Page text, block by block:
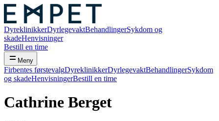
DyreklinikkerDyrlegevaktBehandlingerSykdom og
skadeHenvisninger
Bestill en time
Meny
Firbentes førstevalgDyreklinikkerDyrlegevaktBehandlingerSykdom
og skadeHenvisningerBestill en time
Cathrine Berget